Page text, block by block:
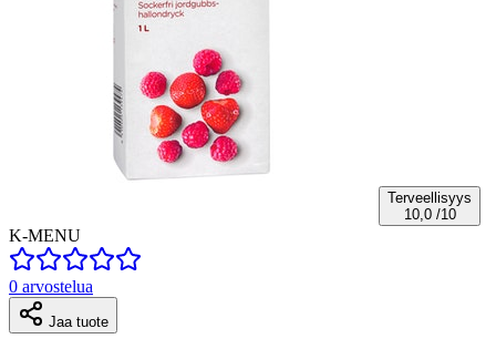
Terveellisyys
10,0 /10
K-MENU
0 arvostelua
Jaa tuote